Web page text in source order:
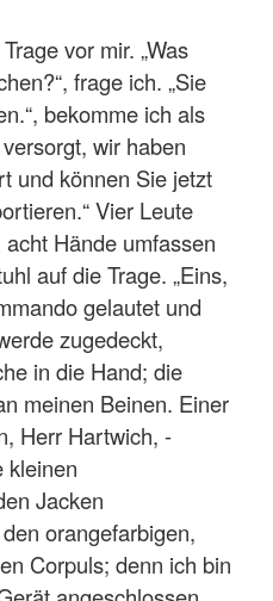
vor mir. „Was
frage ich. „Sie
bekomme ich als
wir haben
und können Sie jetzt
Vier Leute
Hände umfassen
auf die Trage. „Eins,
gelautet und
zugedeckt,
in die Hand; die
meinen Beinen. Einer
Herr Hartwich, -
kleinen
Jacken
orangefarbigen,
Corpuls; denn ich bin